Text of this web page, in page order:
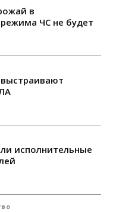
в
ЧС не будет
исполнительные